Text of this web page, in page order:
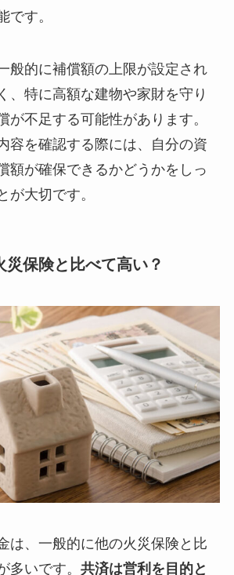
です。
般的に補償額の上限が設定され
、特に高額な建物や家財を守り
が不足する可能性があります。
容を確認する際には、自分の資
額が確保できるかどうかをしっ
が大切です。
災保険と比べて高い？
は、一般的に他の火災保険と比
多いです。 共済は営利を目的と